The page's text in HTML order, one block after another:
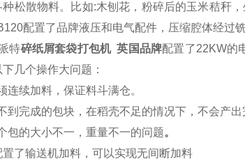
种松散物料。比如:木刨花，粉碎后的玉米秸秆
配置了品牌液压和电气配件，压缩腔体经过
特碎纸屑套袋打包机 英国品牌配置了22KW的
几个操作大问题：
连续加料，保证料斗满仓。
到完成的包块，在稻壳不足的情况下，不会产出
包的大小不一，重量不一的问题。
置了输送机加料，可以实现无间断加料